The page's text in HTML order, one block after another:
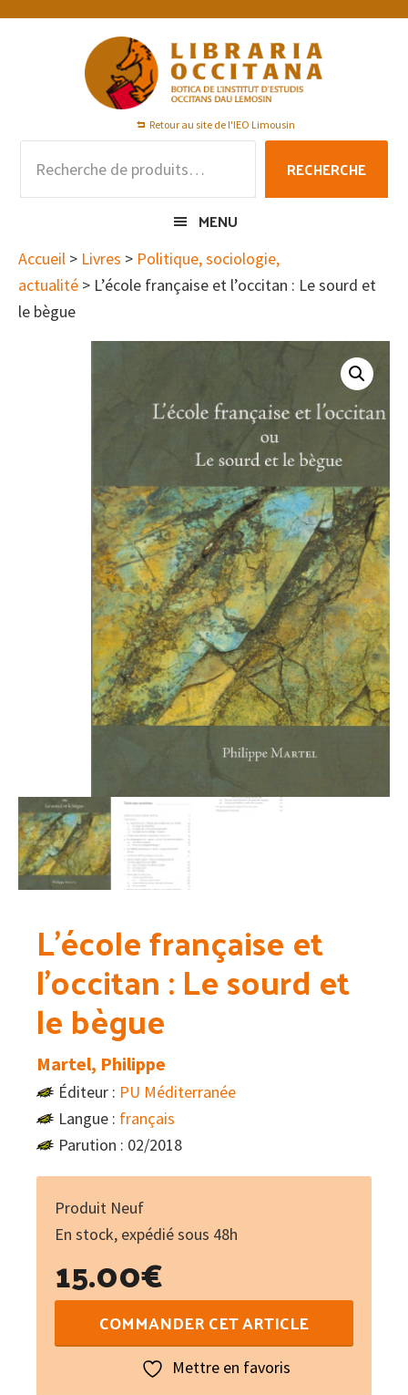
Passer
Passer
Passer
Retour au site de l'IEO Limousin
pour :
RECHERCHE
MENU
Accueil > Livres > Politique, sociologie,
actualité > L’école française et l’occitan : Le sourd et
le bègue
L’école française et
l’occitan : Le sourd et
le bègue
Martel, Philippe
Éditeur : PU Méditerranée
Langue : français
Parution : 02/2018
Produit Neuf
En stock, expédié sous 48h
15.00€
de
COMMANDER CET ARTICLE
Mettre en favoris